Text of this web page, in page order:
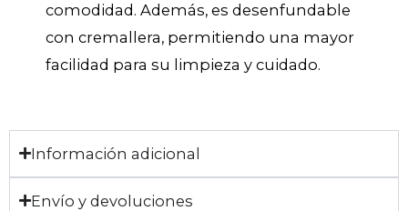
comodidad. Además, es desenfundable
con cremallera, permitiendo una mayor
facilidad para su limpieza y cuidado.
Información adicional
Envío y devoluciones